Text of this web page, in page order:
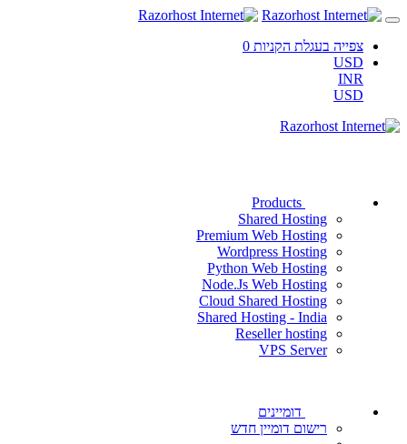
צפייה בעגלת הקניות 0
USD
INR
USD
Products
Shared Hosting
Premium Web Hosting
Wordpress Hosting
Python Web Hosting
Node.Js Web Hosting
Cloud Shared Hosting
Shared Hosting - India
Reseller hosting
VPS Server
דומיינים
רישום דומיין חדש